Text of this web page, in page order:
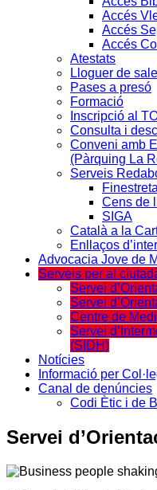
Accés
Accés
Accés
Atestats
Lloguer de
Pases a presó
Formació
Inscripció al
Consulta i
Conveni amb
(Pàrquing La
Serveis
Cens de
SIGA
Català a la
Enllaços
Advocacia Jove de
Serveis per al
Servei
Servei
Centre de
Servei
(SIDH)
Notícies
Informació per
Canal de denúncies
Codi Ètic i de
Servei